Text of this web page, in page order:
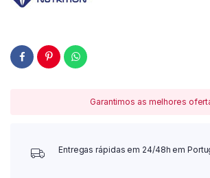
Garantimos as melhores
Entregas rápidas em 24/48h em